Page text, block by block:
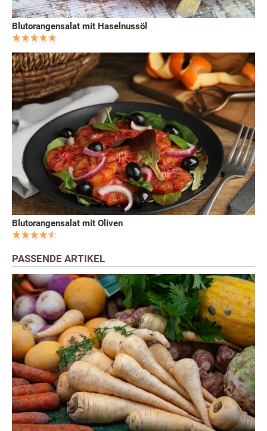
Blutorangensalat mit Haselnussöl
Blutorangensalat mit Oliven
PASSENDE ARTIKEL